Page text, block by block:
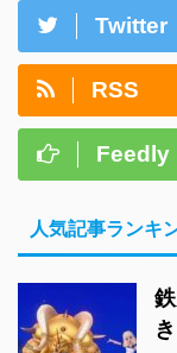
Twitter
RSS
Feedly
人気記事ランキ